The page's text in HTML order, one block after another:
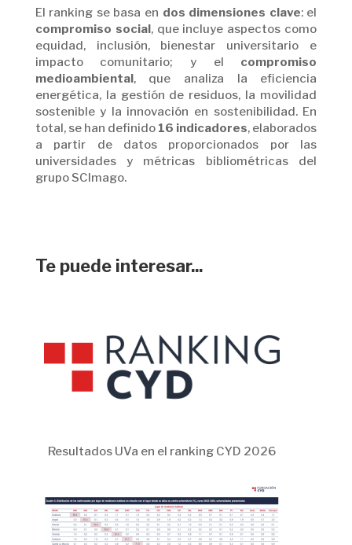
El ranking se basa en dos dimensiones clave: el
compromiso social, que incluye aspectos como
equidad, inclusión, bienestar universitario e
impacto comunitario; y el compromiso
medioambiental, que analiza la eficiencia
energética, la gestión de residuos, la movilidad
sostenible y la innovación en sostenibilidad. En
total, se han definido 16 indicadores, elaborados
a partir de datos proporcionados por las
universidades y métricas bibliométricas del
grupo SCImago.
Te puede interesar...
Resultados UVa en el ranking CYD 2026